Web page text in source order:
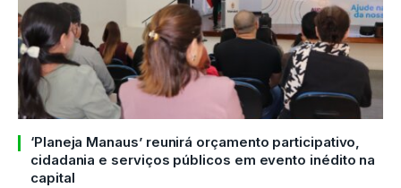
‘Planeja Manaus’ reunirá orçamento participativo,
cidadania e serviços públicos em evento inédito na
capital